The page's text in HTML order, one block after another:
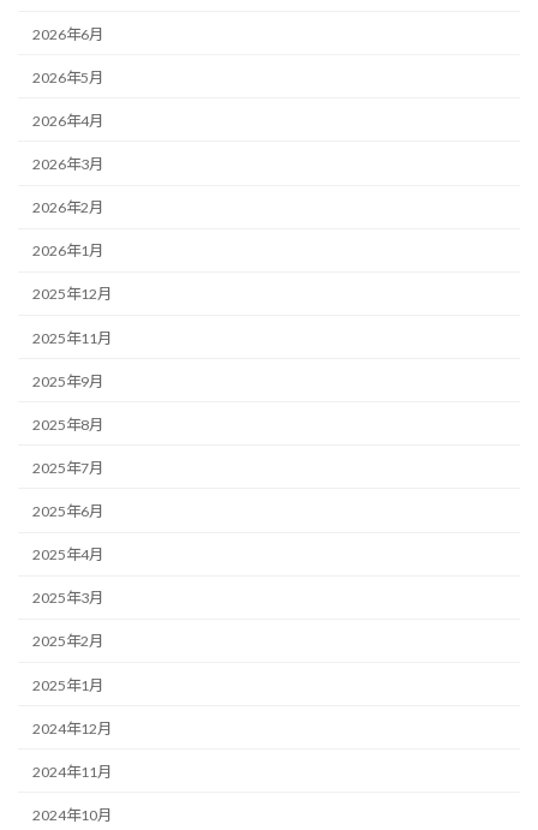
2026年6月
2026年5月
2026年4月
2026年3月
2026年2月
2026年1月
2025年12月
2025年11月
2025年9月
2025年8月
2025年7月
2025年6月
2025年4月
2025年3月
2025年2月
2025年1月
2024年12月
2024年11月
2024年10月